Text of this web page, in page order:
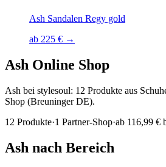
Ash Sandalen Regy gold
ab 225 € →
Ash Online Shop
Ash bei stylesoul: 12 Produkte aus
Shop (Breuninger DE).
12 Produkte·1 Partner-Shop·ab 116,99 €
Ash nach Bereich